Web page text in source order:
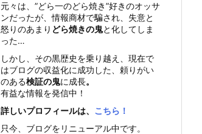
元々は、”どら一のどら焼き”好きのオッサ
ンだったが、情報商材で騙され、失意と
怒りのあまり どら焼きの鬼と化してしま
った…
しかし、その黒歴史を乗り越え、現在で
はブログの収益化に成功した、頼りがい
のある検証の鬼に成長。
有益な情報を発信中！
詳しいプロフィールは、 こちら！
只今、ブログをリニューアル中です。